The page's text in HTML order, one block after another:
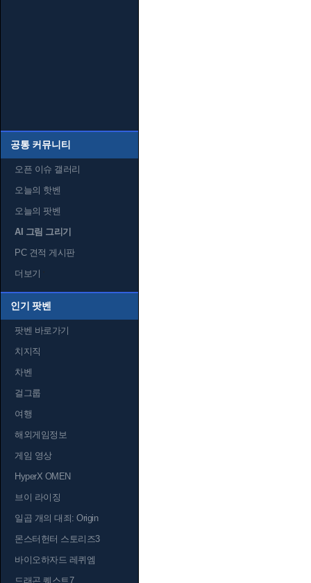
공통 커뮤니티
오픈 이슈 갤러리
오늘의 핫벤
오늘의 팟벤
AI 그림 그리기
PC 견적 게시판
더보기
인기 팟벤
팟벤 바로가기
치지직
차벤
걸그룹
여행
해외게임정보
게임 영상
HyperX OMEN
브이 라이징
일곱 개의 대죄: Origin
몬스터헌터 스토리즈3
바이오하자드 레퀴엠
드래곤 퀘스트7